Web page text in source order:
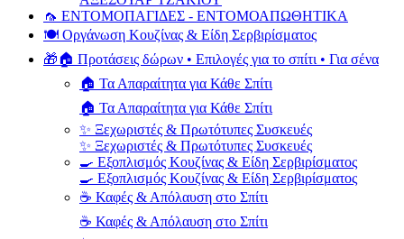
🦟 ΕΝΤΟΜΟΠΑΓΙΔΕΣ - ΕΝΤΟΜΟΑΠΩΘΗΤΙΚΑ
🍽️ Οργάνωση Κουζίνας & Είδη Σερβιρίσματος
🎁🏠 Προτάσεις δώρων • Επιλογές για το σπίτι • Για σένα
🏠 Τα Απαραίτητα για Κάθε Σπίτι
🏠 Τα Απαραίτητα για Κάθε Σπίτι
✨ Ξεχωριστές & Πρωτότυπες Συσκευές
✨ Ξεχωριστές & Πρωτότυπες Συσκευές
🍳 Εξοπλισμός Κουζίνας & Είδη Σερβιρίσματος
🍳 Εξοπλισμός Κουζίνας & Είδη Σερβιρίσματος
☕ Καφές & Απόλαυση στο Σπίτι
☕ Καφές & Απόλαυση στο Σπίτι